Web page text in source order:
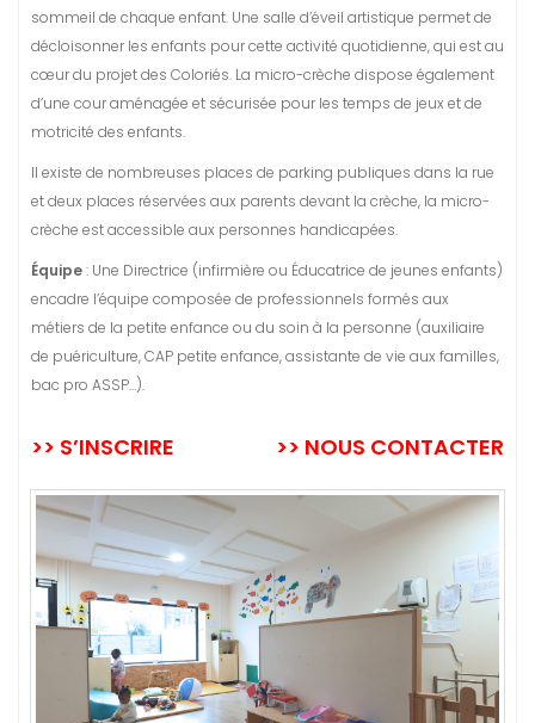
sommeil de chaque enfant. Une salle d’éveil artistique permet de
décloisonner les enfants pour cette activité quotidienne, qui est au
cœur du projet des Coloriés. La micro-crèche dispose également
d’une cour aménagée et sécurisée pour les temps de jeux et de
motricité des enfants.
Il existe de nombreuses places de parking publiques dans la rue
et deux places réservées aux parents devant la crèche, la micro-
crèche est accessible aux personnes handicapées.
Équipe: Une Directrice (infirmière ou Éducatrice de jeunes enfants)
encadre l’équipe composée de professionnels formés aux
métiers de la petite enfance ou du soin à la personne (auxiliaire
de puériculture, CAP petite enfance, assistante de vie aux familles,
bac pro ASSP…).
>> S’INSCRIRE >> NOUS CONTACTER